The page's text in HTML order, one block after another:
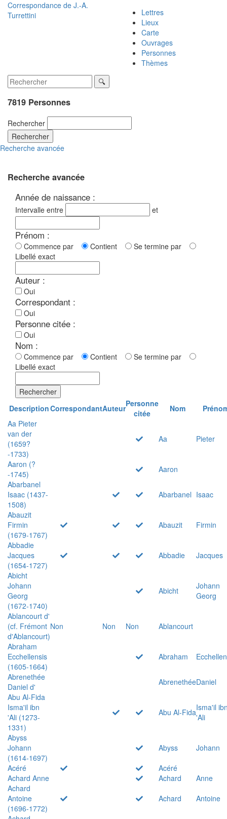
Correspondance de J.-A.
Turrettini
Lettres
Lieux
Carte
Ouvrages
Personnes
Thèmes
7819 Personnes
Rechercher
Rechercher
Recherche avancée
Recherche avancée
Année de naissance :
Intervalle entre et
Prénom :
Commence par Contient
Se termine par
Libellé exact
Auteur :
Oui
Correspondant :
Oui
Personne citée :
Oui
Nom :
Commence par Contient
Se termine par
Libellé exact
Rechercher
DescriptionCorrespondantAuteurPersonne
citée
Nom
Aa Pieter
van der
(1659?
-1733)
Aa Pieter
Aaron (?
-1745)
Aaron
Abarbanel
Isaac (1437-
1508)
Abarbanel Isaac
Abauzit
Firmin
(1679-1767)
Abauzit
Firmin
Abbadie
Jacques
(1654-1727)
Abbadie
Jacques
Abicht
Johann
Georg
(1672-1740)
Abicht
Johann
Georg
Ablancourt d'
(cf. Frémont
d'Ablancourt)
Non Non Non
Ablancourt
Abraham
Ecchellensis
(1605-1664)
Abraham
Abrenethée
Daniel d'
AbrenethéeDaniel
Abu Al-Fida
Isma'il ibn
'Ali (1273-
1331)
Abu Al-FidaIsma'il
'Ali
Abyss
Johann
(1614-1697)
Abyss
Johann
Acéré
Acéré
Achard Anne
Achard
Anne
Achard
Antoine
(1696-1772)
Achard
Antoine